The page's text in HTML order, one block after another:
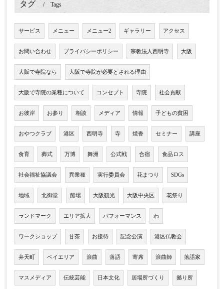
タグ Tags
サービス メニュー メニュー2 ギャラリー アクセス
お問い合わせ プライバシーポリシー 宗教法人西明寺 大阪
大阪で寺院なら 大阪で寺院が必要とされる理由
大阪で寺院の業種について コンセプト 寺院 社会貢献
お彼岸 お参り 相談 メディア 情報 子どもの貧困
おやつクラブ 港区 西明寺 寺 焼香 セミナー 講座
食育 葬式 万博 舞洲 公式戦 合宿 食品ロス
社会福祉協議会 異業種 実行委員会 花まつり SDGs
地域 北御堂 船場 大阪観光 大阪中央区 花祭り
ランドマーク エリア拡大 パフォーマンス わ
ワークショップ 甘茶 お接待 記念公演 港区仏教会
弁天町 ベイエリア 浪曲 落語 寄席 浪曲師 落語家
マスメディア 伝統芸能 日本文化 居場所づくり 拠り所